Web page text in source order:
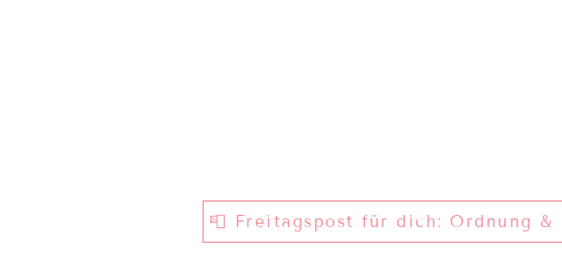
📮 Freitagspost für dich: Ordnung